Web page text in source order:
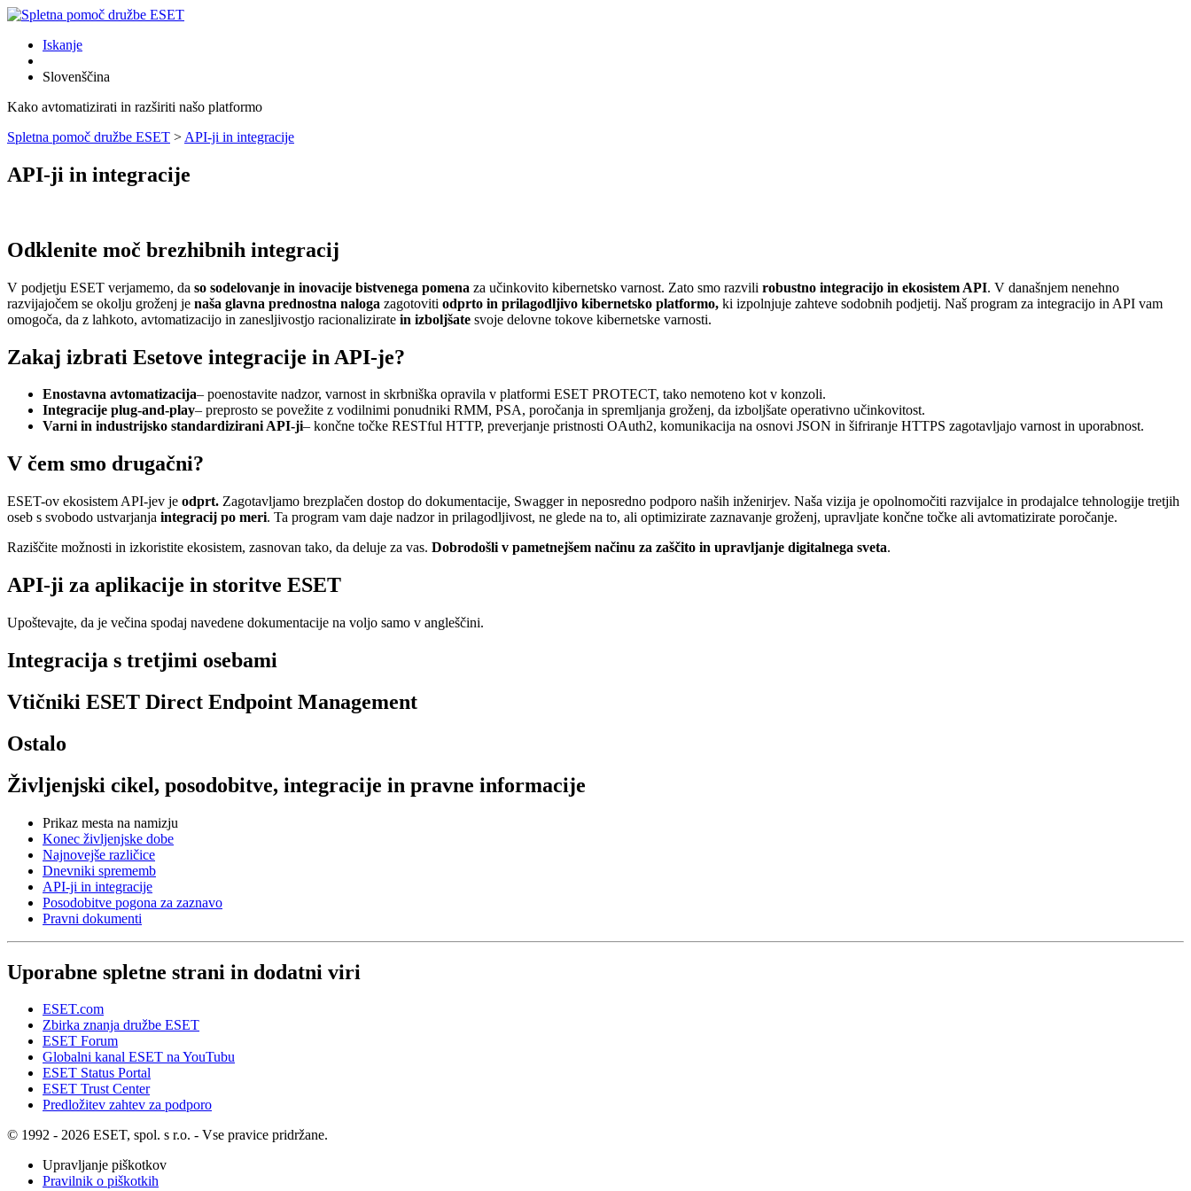
Iskanje
Slovenščina
Kako avtomatizirati in razširiti našo platformo
Spletna pomoč družbe ESET > API-ji in integracije
API-ji in integracije
Odklenite moč brezhibnih integracij
V podjetju ESET verjamemo, da so sodelovanje in inovacije bistvenega pomena za učinkovito kibernetsko varnost. Zato smo razvili robustno integracijo in ekosistem API. V današnjem nenehno
razvijajočem se okolju groženj je naša glavna prednostna naloga zagotoviti odprto in prilagodljivo kibernetsko platformo, ki izpolnjuje zahteve sodobnih podjetij. Naš program za integracijo in API vam
omogoča, da z lahkoto, avtomatizacijo in zanesljivostjo racionalizirate in izboljšate svoje delovne tokove kibernetske varnosti.
Zakaj izbrati Esetove integracije in API-je?
Enostavna avtomatizacija– poenostavite nadzor, varnost in skrbniška opravila v platformi ESET PROTECT, tako nemoteno kot v konzoli.
Integracije plug-and-play– preprosto se povežite z vodilnimi ponudniki RMM, PSA, poročanja in spremljanja groženj, da izboljšate operativno učinkovitost.
Varni in industrijsko standardizirani API-ji– končne točke RESTful HTTP, preverjanje pristnosti OAuth2, komunikacija na osnovi JSON in šifriranje HTTPS zagotavljajo varnost in uporabnost.
V čem smo drugačni?
ESET-ov ekosistem API-jev je odprt. Zagotavljamo brezplačen dostop do dokumentacije, Swagger in neposredno podporo naših inženirjev. Naša vizija je opolnomočiti razvijalce in prodajalce tehnologije tretjih
oseb s svobodo ustvarjanja integracij po meri. Ta program vam daje nadzor in prilagodljivost, ne glede na to, ali optimizirate zaznavanje groženj, upravljate končne točke ali avtomatizirate poročanje.
Raziščite možnosti in izkoristite ekosistem, zasnovan tako, da deluje za vas. Dobrodošli v pametnejšem načinu za zaščito in upravljanje digitalnega sveta.
API-ji za aplikacije in storitve ESET
Upoštevajte, da je večina spodaj navedene dokumentacije na voljo samo v angleščini.
Integracija s tretjimi osebami
Vtičniki ESET Direct Endpoint Management
Ostalo
Življenjski cikel, posodobitve, integracije in pravne informacije
Prikaz mesta na namizju
Konec življenjske dobe
Najnovejše različice
Dnevniki sprememb
API-ji in integracije
Posodobitve pogona za zaznavo
Pravni dokumenti
Uporabne spletne strani in dodatni viri
ESET.com
Zbirka znanja družbe ESET
ESET Forum
Globalni kanal ESET na YouTubu
ESET Status Portal
ESET Trust Center
Predložitev zahtev za podporo
© 1992 - 2026 ESET, spol. s r.o. - Vse pravice pridržane.
Upravljanje piškotkov
Pravilnik o piškotkih